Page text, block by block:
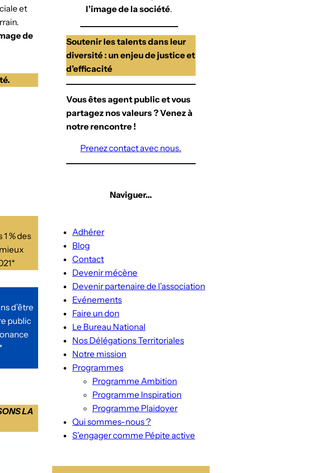
et
de
% des
d’être
public
LA
l’image de la société.
Soutenir les talents dans leur
diversité : un enjeu de justice et
d’efficacité
Vous êtes agent public et vous
partagez nos valeurs ? Venez à
notre rencontre !
Prenez contact avec nous.
Naviguer…
Adhérer
Blog
Contact
Devenir mécène
Devenir partenaire de l’association
Evénements
Faire un don
Le Bureau National
Nos Délégations Territoriales
Notre mission
Programmes
Programme Ambition
Programme Inspiration
Programme Plaidoyer
Qui sommes-nous ?
S’engager comme Pépite active